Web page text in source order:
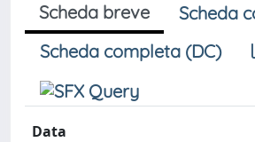
Scheda breve
Scheda
Scheda completa (DC)
Data